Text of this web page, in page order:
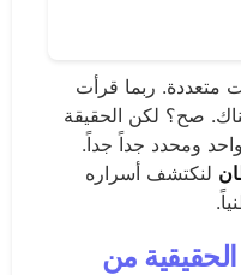
ربما قرأت
صح؟ لكن الحقيقة
واحد ومحدد جداً جداً.
لنكتشف أسراره
من